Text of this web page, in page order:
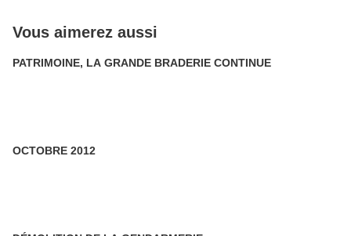
Vous aimerez aussi
PATRIMOINE, LA GRANDE BRADERIE CONTINUE
OCTOBRE 2012